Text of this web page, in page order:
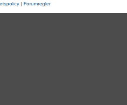
| Forumregler